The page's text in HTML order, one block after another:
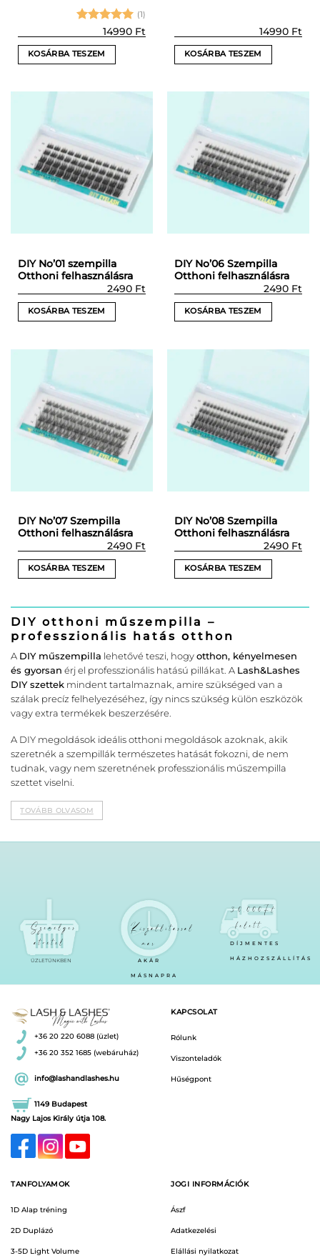
Értékelés:
(1)
14990 Ft
KOSÁRBA TESZEM
14990 Ft
KOSÁRBA TESZEM
DIY No’01 szempilla
Otthoni felhasználásra
2490 Ft
KOSÁRBA TESZEM
DIY No’06 Szempilla
Otthoni felhasználásra
2490 Ft
KOSÁRBA TESZEM
DIY No’07 Szempilla
Otthoni felhasználásra
2490 Ft
KOSÁRBA TESZEM
DIY No’08 Szempilla
Otthoni felhasználásra
2490 Ft
KOSÁRBA TESZEM
DIY otthoni műszempilla –
professzionális hatás otthon
A DIY műszempilla lehetővé teszi, hogyotthon, kényelmesen
és gyorsan érj el professzionális hatású pillákat. A Lash&Lashes
DIY szettek mindent tartalmaznak, amire szükséged van a
szálak precíz felhelyezéséhez, így nincs szükség külön eszközök
vagy extra termékek beszerzésére.
A DIY megoldások ideális otthoni megoldások azoknak, akik
szeretnék a szempillák természetes hatását fokozni, de nem
tudnak, vagy nem szeretnének professzionális műszempilla
szettet viselni.
TOVÁBB OLVASOM
Személyes
átvétel
ÜZLETÜNKBEN
Kiszállítással
már
AKÁR
MÁSNAPRA
30.000Ft
felett
DÍJMENTES
HÁZHOZSZÁLLÍTÁS
+36 20 220 6088 (üzlet)
+36 20 352 1685 (webáruház)
info@lashandlashes.hu
1149 Budapest
Nagy Lajos Király útja 108.
KAPCSOLAT
Rólunk
Viszonteladók
Hűségpont
TANFOLYAMOK
1D Alap tréning
2D Duplázó
3-5D Light Volume
JOGI INFORMÁCIÓK
Ászf
Adatkezelési
Elállási nyilatkozat